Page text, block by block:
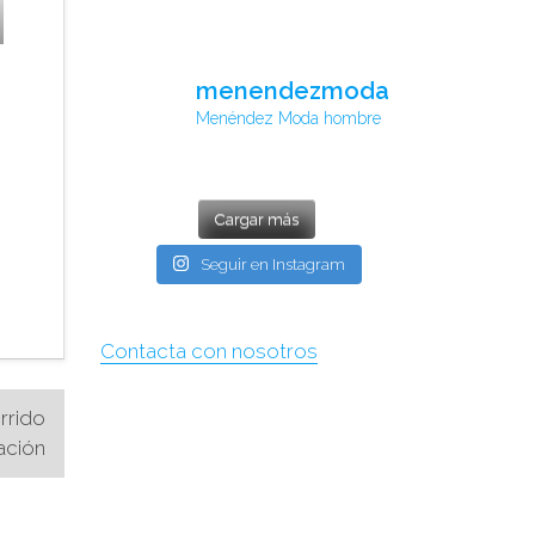
menendezmoda
Menéndez Moda hombre
Cargar más
Seguir en Instagram
Contacta con nosotros